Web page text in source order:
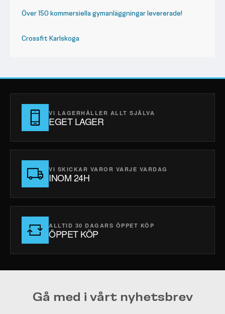
Över 150 kommersiella gymanläggningar levererade!
Crossfit Karlskoga
VI LAGERHÅLLER ALLT SJÄLVA
EGET LAGER
VI SKICKAR VAROR VARJE VARDAG
INOM 24H
ALLTID 30 DAGARS ÖPPET KÖP
ÖPPET KÖP
Gå med i vårt nyhetsbrev